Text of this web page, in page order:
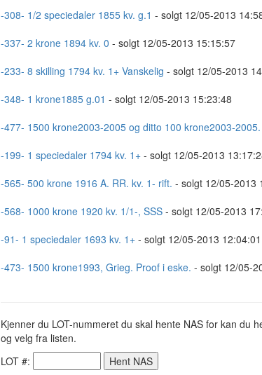
-308- 1/2 speciedaler 1855 kv. g.1 - solgt 12/05-2013
-337- 2 krone 1894 kv. 0 - solgt 12/05-2013 15:15:57
-233- 8 skilling 1794 kv. 1+ Vanskelig - solgt 12/05-2013
-348- 1 krone1885 g.01 - solgt 12/05-2013 15:23:48
-477- 1500 krone2003-2005 og ditto 100 krone2003-
-199- 1 speciedaler 1794 kv. 1+- solgt 12/05-2013
-565- 500 krone 1916 A. RR. kv. 1- rift. - solgt 12/05-2013
-568- 1000 krone 1920 kv. 1/1-, SSS- solgt 12/05-2013
-91- 1 speciedaler 1693 kv. 1+- solgt 12/05-2013 12:04:01
-473- 1500 krone1993, Grieg. Proof i eske. - solgt 12/05-
Kjenner du LOT-nummeret du skal hente NAS for kan du
og velg fra listen.
LOT #: